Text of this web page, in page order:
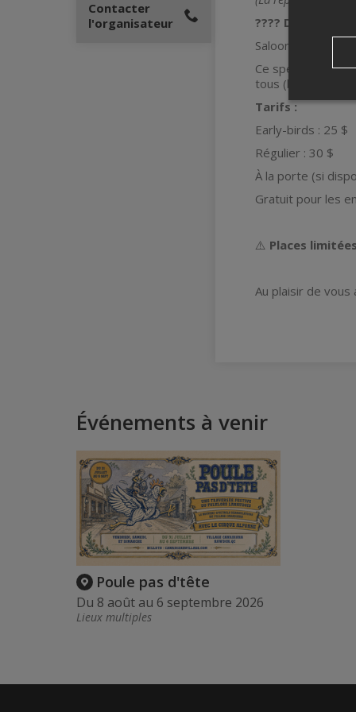
???? Durée du
Saloon ouvert de
Ce spectacle
tous (billets
Tarifs :
Early-birds : 25 $
Régulier : 30 $
À la porte (si
Gratuit pour les
⚠️ Places
Au plaisir de
Contacter
l'organisateur
Événements à venir
Poule pas d'tête
Du 8 août au 6 septembre 2026
Lieux multiples